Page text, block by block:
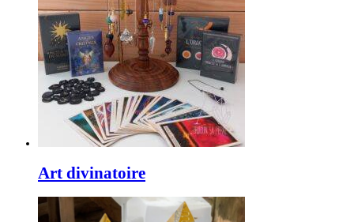
Art divinatoire